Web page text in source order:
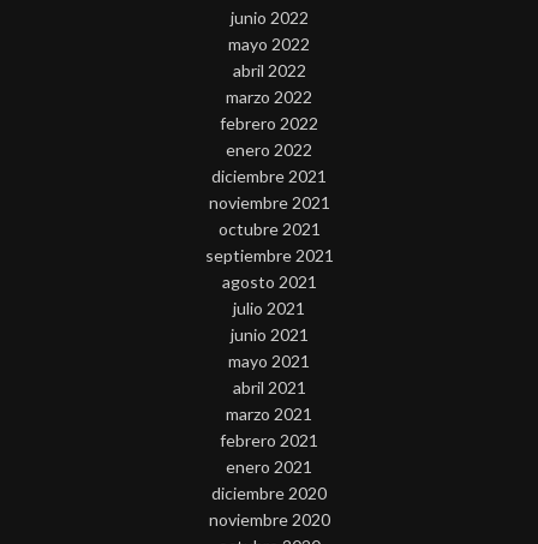
junio 2022
mayo 2022
abril 2022
marzo 2022
febrero 2022
enero 2022
diciembre 2021
noviembre 2021
octubre 2021
septiembre 2021
agosto 2021
julio 2021
junio 2021
mayo 2021
abril 2021
marzo 2021
febrero 2021
enero 2021
diciembre 2020
noviembre 2020